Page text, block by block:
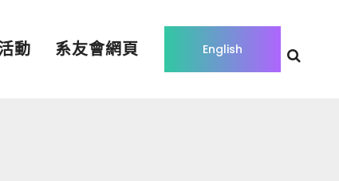
English
動 系友會網頁